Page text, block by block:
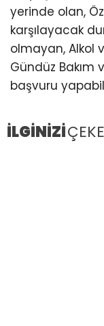
yerinde olan,
karşılayacak
olmayan, Alkol
Gündüz Bakım
başvuru
İLGİNİZİ